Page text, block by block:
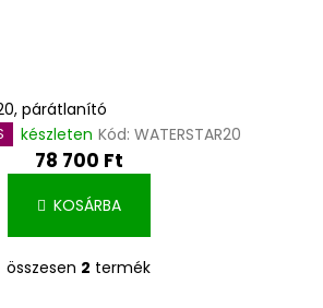
párátlanító
készleten Kód: WATERSTAR20
78 700 Ft
KOSÁRBA
L
összesen 2 termék